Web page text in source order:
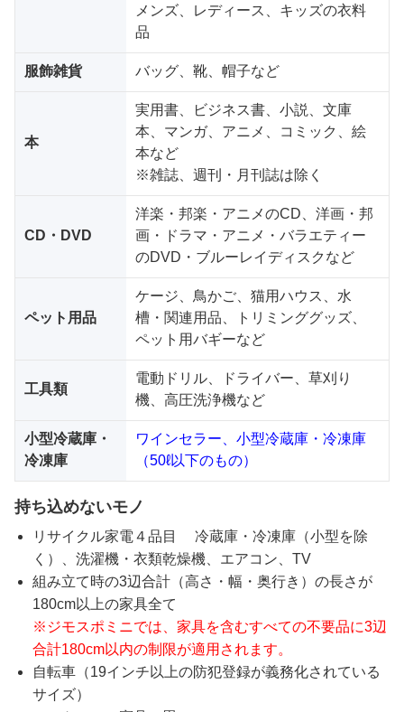
メンズ、レディース、キッズの衣料
品
服飾雑貨 バッグ、靴、帽子など
本
実用書、ビジネス書、小説、文庫
本、マンガ、アニメ、コミック、絵
本など
※雑誌、週刊・月刊誌は除く
CD・DVD
洋楽・邦楽・アニメのCD、洋画・邦
画・ドラマ・アニメ・バラエティー
のDVD・ブルーレイディスクなど
ペット用品
ケージ、鳥かご、猫用ハウス、水
槽・関連用品、トリミンググッズ、
ペット用バギーなど
工具類
電動ドリル、ドライバー、草刈り
機、高圧洗浄機など
小型冷蔵庫・
冷凍庫
ワインセラー、小型冷蔵庫・冷凍庫
（50ℓ以下のもの）
持ち込めないモノ
リサイクル家電４品目 冷蔵庫・冷凍庫（小型を除
く）、洗濯機・衣類乾燥機、エアコン、TV
組み立て時の3辺合計（高さ・幅・奥行き）の長さが
180cm以上の家具全て
※ジモスポミニでは、家具を含むすべての不要品に3辺
合計180cm以内の制限が適用されます。
自転車（19インチ以上の防犯登録が義務化されている
サイズ）